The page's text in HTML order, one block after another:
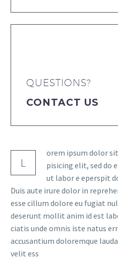
QUESTIONS?
CONTACT US
L
orem ipsum dolor
pisicing elit, sed do
ut labor e eperspit
Duis aute irure dolor in
esse cillum dolore eu fugiat
deserunt mollit anim id est
ciatis unde omnis iste natus
accusantium doloremque
velit ess